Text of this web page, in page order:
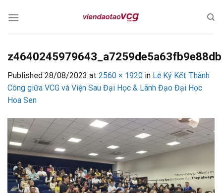
Published 28/08/2023 at 2560 × 1920 in Lễ Ký Kết Thành
Công giữa VCG và Viện Sau Đại Học & Lãnh Đạo Đại Học
Hoa Sen